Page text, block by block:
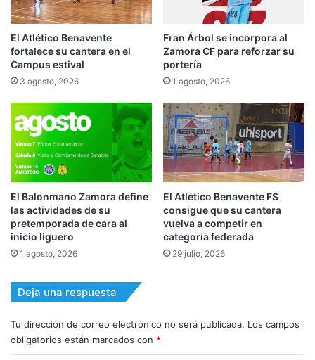
El Atlético Benavente
fortalece su cantera en el
Campus estival
3 agosto, 2026
Fran Árbol se incorpora al
Zamora CF para reforzar su
portería
1 agosto, 2026
El Balonmano Zamora define
las actividades de su
pretemporada de cara al
inicio liguero
1 agosto, 2026
El Atlético Benavente FS
consigue que su cantera
vuelva a competir en
categoría federada
29 julio, 2026
Deja una respuesta
Tu dirección de correo electrónico no será publicada. Los campos
obligatorios están marcados con *